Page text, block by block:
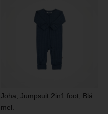
Joha, Jumpsuit 2in1 foot, Blå
mel.